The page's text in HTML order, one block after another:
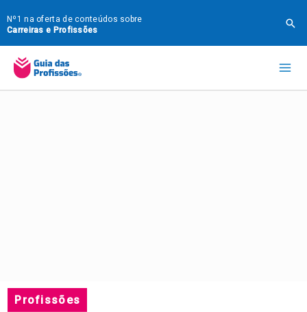
para
o
conteúdo
Nº1 na oferta de conteúdos sobre
Carreiras e Profissões
Profissões